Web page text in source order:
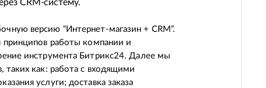
CRM-систему.
версию “Интернет-магазин + CRM”.
принципов работы компании и
инструмента Битрикс24. Далее мы
таких как: работа с входящими
услуги; доставка заказа